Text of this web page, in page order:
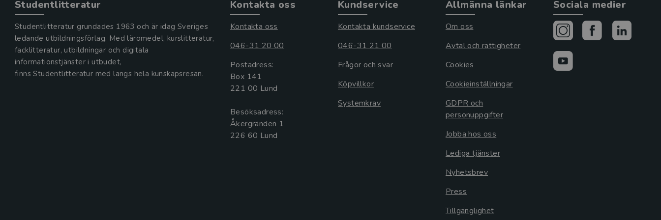
Studentlitteratur
Studentlitteratur grundades 1963 och är idag Sveriges
ledande utbildningsförlag. Med läromedel, kurslitteratur,
facklitteratur, utbildningar och digitala
informationstjänster i utbudet,
finns Studentlitteratur med längs hela kunskapsresan.
Kontakta oss
Kontakta oss
046-31 20 00
Postadress:
Box 141
221 00 Lund
Besöksadress:
Åkergränden 1
Kundservice
Kontakta kundservice
046-31 21 00
Frågor och svar
Köpvillkor
Systemkrav
Allmänna länkar
Om oss
Avtal och rättigheter
Cookies
Cookieinställningar
GDPR och
personuppgifter
Jobba hos oss
Lediga tjänster
Nyhetsbrev
Press
Tillgänglighet
Sociala medier